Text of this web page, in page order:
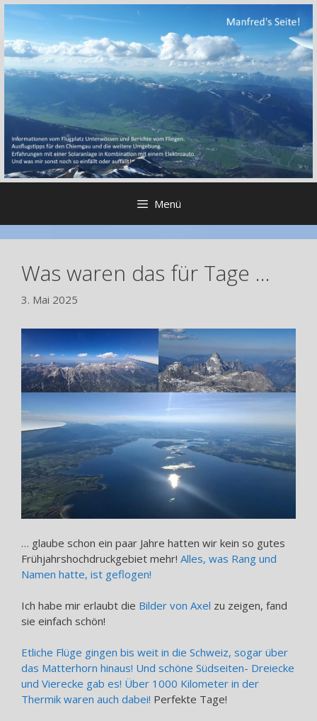
Zum
springen
Menü
Was waren das für Tage …
3. Mai 2025
… glaube schon ein paar Jahre hatten wir kein so gutes
Frühjahrshochdruckgebiet mehr! Alles, was Rang und
Namen hatte, ist geflogen!
Ich habe mir erlaubt die Bilder von Axel zu zeigen, fand
sie einfach schön!
Etliche Flüge gingen bis weit in die Schweiz, sogar über
das Matterhorn hinaus! Und schöne Südseiten- Dreiecke
und Vierecke gab es! Über 1000 Kilometer in der
Thermik waren auch dabei! Perfekte Tage!